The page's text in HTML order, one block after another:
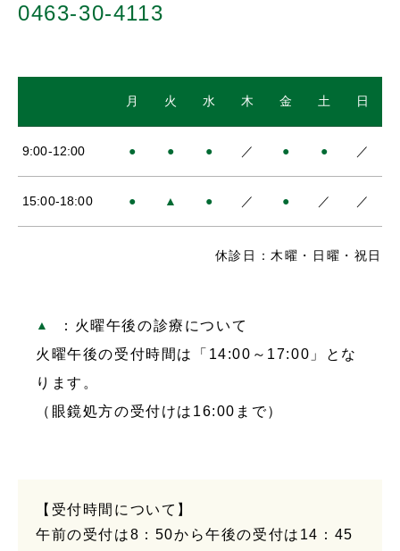
0463-30-4113
月 火 水 木 金 土 日
9:00-12:00 ● ● ● ／ ● ● ／
15:00-18:00 ● ▲ ● ／ ● ／ ／
休診日：木曜・日曜・祝日
：火曜午後の診療について
火曜午後の受付時間は「14:00～17:00」とな
ります。
（眼鏡処方の受付けは16:00まで）
【受付時間について】
午前の受付は8：50から午後の受付は14：45